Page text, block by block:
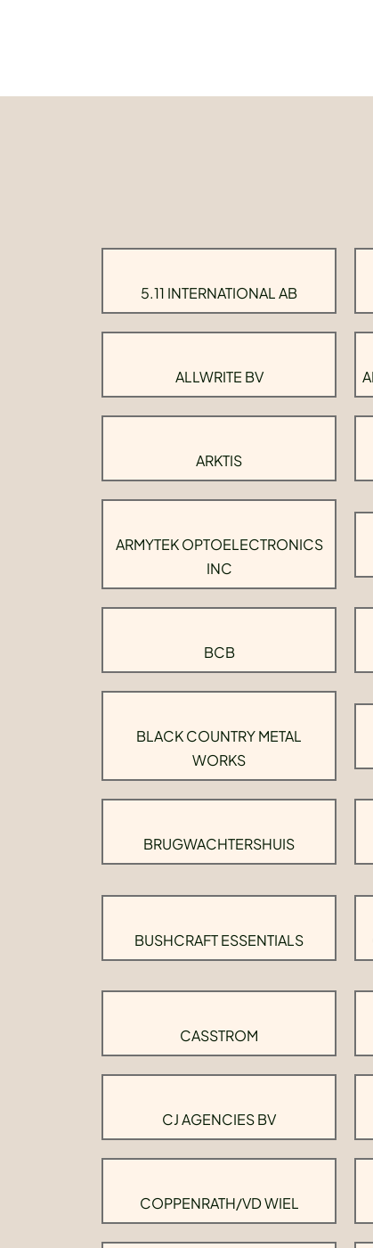
5.11 INTERNATIONAL AB
ALLWRITE BV
ARKTIS
ARMYTEK OPTOELECTRONICS
INC
BCB
BLACK COUNTRY METAL
WORKS
BRUGWACHTERSHUIS
BUSHCRAFT ESSENTIALS
CASSTROM
CJ AGENCIES BV
COPPENRATH/VD WIEL